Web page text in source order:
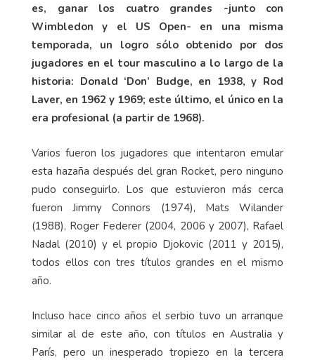
es, ganar los cuatro grandes -junto con
Wimbledon y el US Open- en una misma
temporada, un logro sólo obtenido por dos
jugadores en el tour masculino a lo largo de la
historia: Donald ‘Don’ Budge, en 1938, y Rod
Laver, en 1962 y 1969; este último, el único en la
era profesional (a partir de 1968).
Varios fueron los jugadores que intentaron emular
esta hazaña después del gran Rocket, pero ninguno
pudo conseguirlo. Los que estuvieron más cerca
fueron Jimmy Connors (1974), Mats Wilander
(1988), Roger Federer (2004, 2006 y 2007), Rafael
Nadal (2010) y el propio Djokovic (2011 y 2015),
todos ellos con tres títulos grandes en el mismo
año.
Incluso hace cinco años el serbio tuvo un arranque
similar al de este año, con títulos en Australia y
París, pero un inesperado tropiezo en la tercera